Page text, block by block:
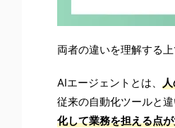
両者の違いを理解する
AIエージェントとは、
従来の自動化ツールと違
化して業務を担える点